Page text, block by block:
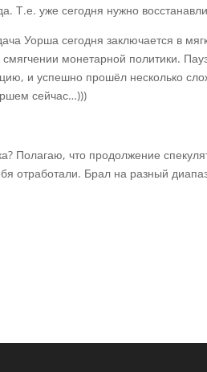
Т.е. уже сегодня нужно
Уорша сегодня заключается в
монетарной политики.
и успешно прошёл несколько
сейчас…)))
Полагаю, что продолжение
отработали. Брал на разный